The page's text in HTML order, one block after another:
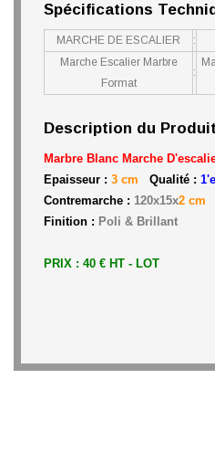
Spécifications
MARCHE DE ESCALIER :
Marche Escalier Marbre
Format
:
Description du Produit
Marbre Blanc Marche
Epaisseur : 3 cm Qualité :
Contremarche : 120x15x2 cm
Finition : Poli & Brillant
PRIX : 40 € HT - LOT